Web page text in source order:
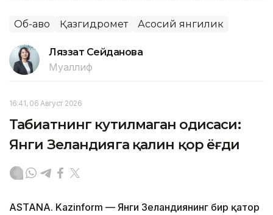
Об-ҳаво Қазгидромет Асосий янгилик
Ляззат Сейданова
Муаллиф
16:41, 06 Август 2026
Табиатнинг кутилмаган ҳодисаси:
Янги Зеландияга қалин қор ёғди
ASTANA. Kazinform — Янги Зеландиянинг бир қатор